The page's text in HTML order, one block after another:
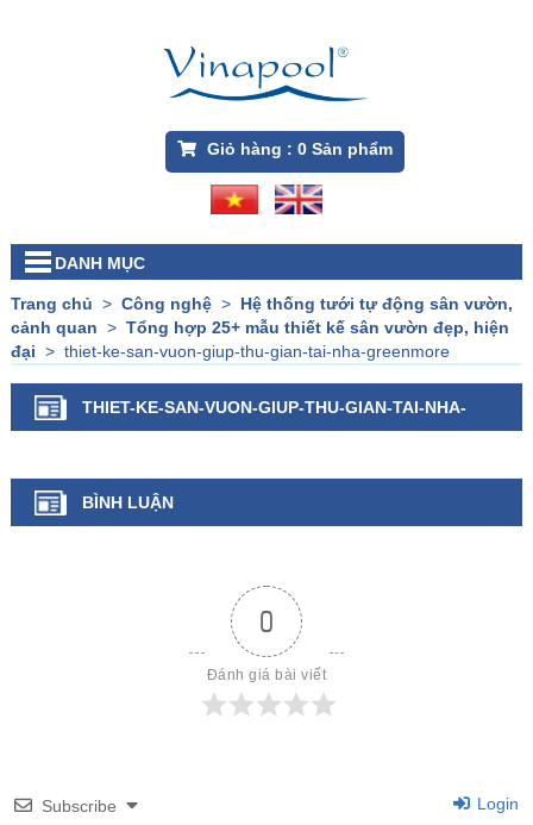
Giỏ hàng : 0Sản phẩm
DANH MỤC
Trang chủ > Công nghệ> Hệ thống tưới tự động sân vườn,
cảnh quan > Tổng hợp 25+ mẫu thiết kế sân vườn đẹp, hiện
đại > thiet-ke-san-vuon-giup-thu-gian-tai-nha-greenmore
THIET-KE-SAN-VUON-GIUP-THU-GIAN-TAI-NHA-
BÌNH LUẬN
0
Đánh giá bài viết
Subscribe Login